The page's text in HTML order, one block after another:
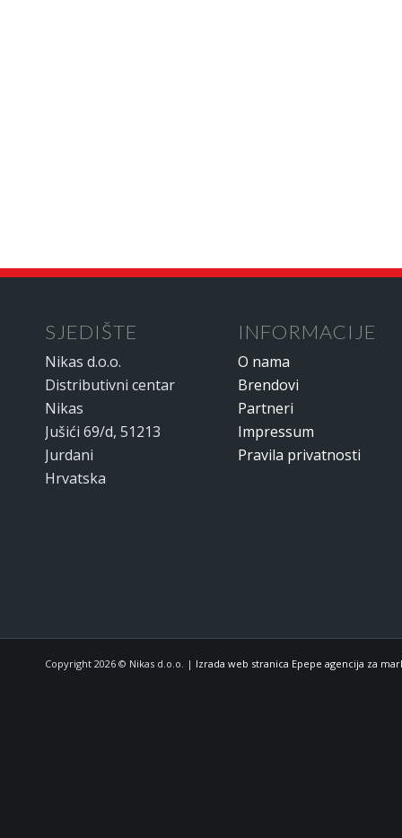
SJEDIŠTE
Nikas d.o.o.
Distributivni centar
Nikas
Jušići 69/d, 51213
Jurdani
Hrvatska
INFORMACIJE
O nama
Brendovi
Partneri
Impressum
Pravila privatnosti
Copyright 2026 © Nikas d.o.o. | Izrada web stranica Epepe agencija za